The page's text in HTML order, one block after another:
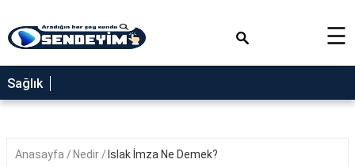
SAĞLIK
NEDİR
YEMEK
☰
Sağlık
Anasayfa Nedir Islak İmza Ne Demek?